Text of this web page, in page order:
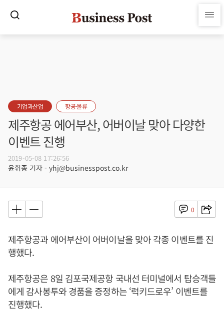
기업과산업 항공·물류
제주항공 에어부산, 어버이날 맞아 다양한
이벤트 진행
2019-05-08 17:26:56
윤휘종 기자 - yhj@businesspost.co.kr
0
제주항공과 에어부산이 어버이날을 맞아 각종 이벤트를 진
행했다.
제주항공은 8일 김포국제공항 국내선 터미널에서 탑승객들
에게 감사봉투와 경품을 증정하는 ‘럭키드로우’ 이벤트를
진행했다.